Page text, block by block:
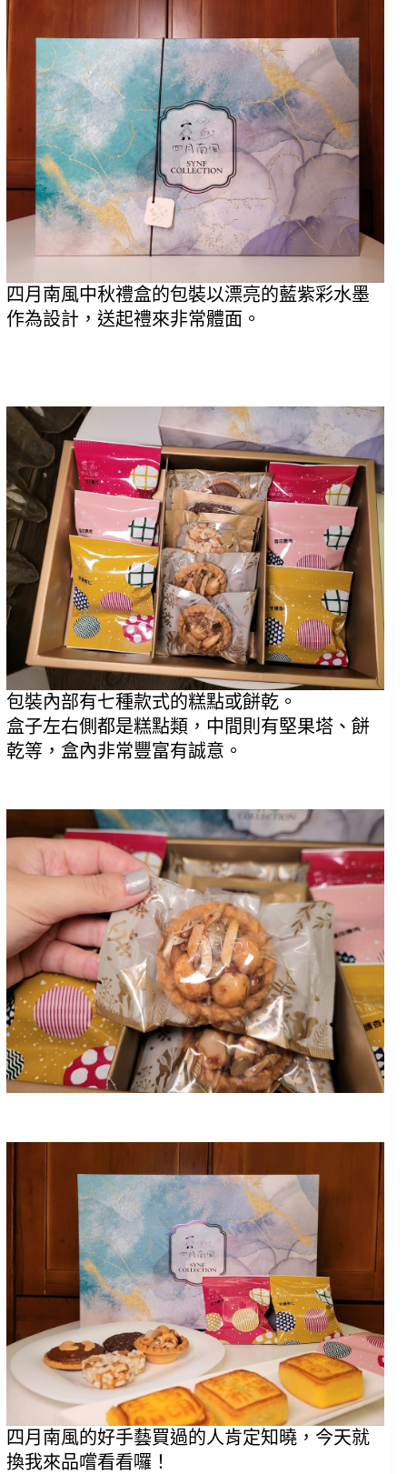
四月南風中秋禮盒的包裝以漂亮的藍紫彩水墨
作為設計，送起禮來非常體面。
包裝內部有七種款式的糕點或餅乾。
盒子左右側都是糕點類，中間則有堅果塔、餅
乾等，盒內非常豐富有誠意。
四月南風的好手藝買過的人肯定知曉，今天就
換我來品嚐看看囉！